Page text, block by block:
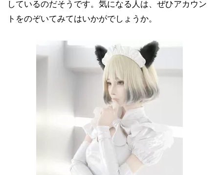
しているのだそうです。気になる人は、ぜひアカウン
トをのぞいてみてはいかがでしょうか。